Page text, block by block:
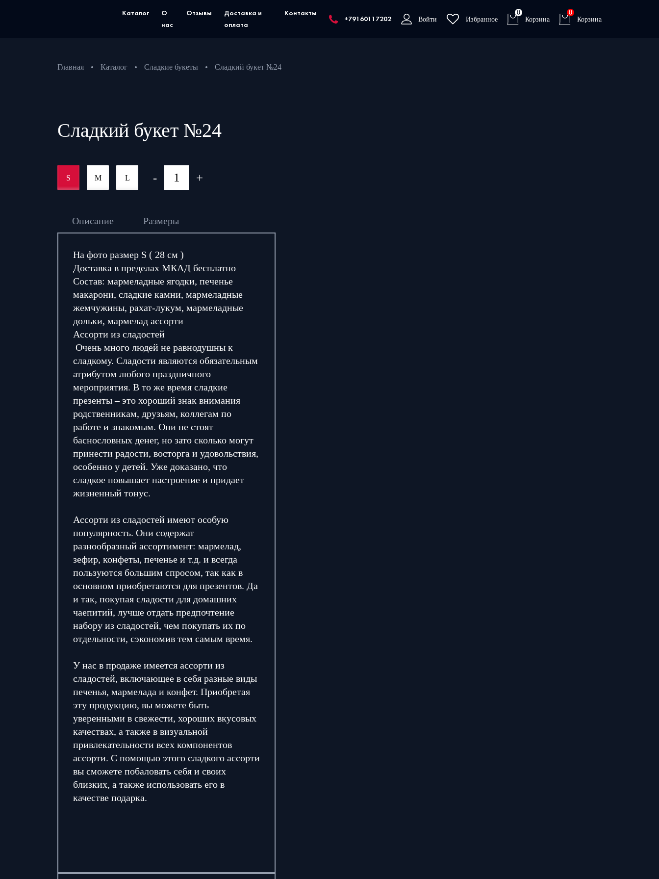
Каталог
О
нас
Отзывы
Доставка и
оплата
Контакты
+79160117202
Войти Избранное
0
Корзина
0
Корзина
Главная Каталог Сладкие букеты Сладкий букет №24
Сладкий букет №24
S M L - +
Описание Размеры
На фото размер S ( 28 см )
Доставка в пределах МКАД бесплатно
Состав: мармеладные ягодки, печенье
макарони, сладкие камни, мармеладные
жемчужины, рахат-лукум, мармеладные
дольки, мармелад ассорти
Ассорти из сладостей
Очень много людей не равнодушны к
сладкому. Сладости являются обязательным
атрибутом любого праздничного
мероприятия. В то же время сладкие
презенты – это хороший знак внимания
родственникам, друзьям, коллегам по
работе и знакомым. Они не стоят
баснословных денег, но зато сколько могут
принести радости, восторга и удовольствия,
особенно у детей. Уже доказано, что
сладкое повышает настроение и придает
жизненный тонус.
Ассорти из сладостей имеют особую
популярность. Они содержат
разнообразный ассортимент: мармелад,
зефир, конфеты, печенье и т.д. и всегда
пользуются большим спросом, так как в
основном приобретаются для презентов. Да
и так, покупая сладости для домашних
чаепитий, лучше отдать предпочтение
набору из сладостей, чем покупать их по
отдельности, сэкономив тем самым время.
У нас в продаже имеется ассорти из
сладостей, включающее в себя разные виды
печенья, мармелада и конфет. Приобретая
эту продукцию, вы можете быть
уверенными в свежести, хороших вкусовых
качествах, а также в визуальной
привлекательности всех компонентов
ассорти. С помощью этого сладкого ассорти
вы сможете побаловать себя и своих
близких, а также использовать его в
качестве подарка.